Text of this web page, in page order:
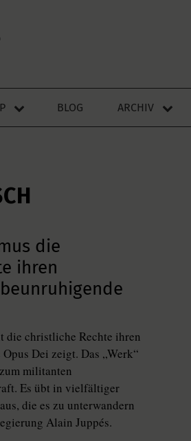
BLOG ARCHIV
die
ihren
die christliche Rechte ihren
Dei zeigt. Das „Werk“
militanten
Es übt in vielfältiger
die es zu unterwandern
Alain Juppés.